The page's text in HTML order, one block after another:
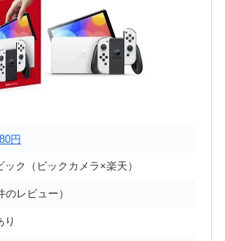
円
ック（ビックカメラ×楽天）
のレビュー）
り